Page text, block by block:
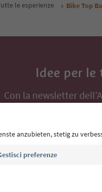
le esperienze Bike Top
Idee per
Con la newsletter